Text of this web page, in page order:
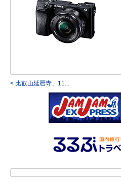
< 比叡山延暦寺、11...